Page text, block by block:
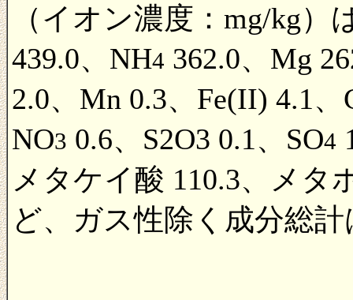
（イオン濃度：mg/kg）
439.0、NH4 362.0、Mg
2.0、Mn 0.3、Fe(II) 4.1
NO3 0.6、S2O3 0.1、SO4
メタケイ酸 110.3、メタ
ど、ガス性除く成分総計